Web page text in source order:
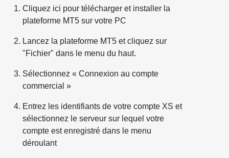
Cliquez ici pour télécharger et installer la
plateforme MT5 sur votre PC
Lancez la plateforme MT5 et cliquez sur
"Fichier" dans le menu du haut.
Sélectionnez « Connexion au compte
commercial »
Entrez les identifiants de votre compte XS et
sélectionnez le serveur sur lequel votre
compte est enregistré dans le menu
déroulant